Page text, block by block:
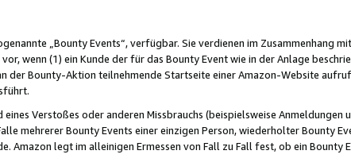
„Bounty Events“, verfügbar. Sie verdienen im Zusammenhang mit
wenn (1) ein Kunde der für das Bounty Event wie in der Anlage
der Bounty-Aktion teilnehmende Startseite einer Amazon-Website
Verstoßes oder anderen Missbrauchs (beispielsweise Anmeldungen
mehrerer Bounty Events einer einzigen Person, wiederholter Bounty
Amazon legt im alleinigen Ermessen von Fall zu Fall fest, ob ein Bounty